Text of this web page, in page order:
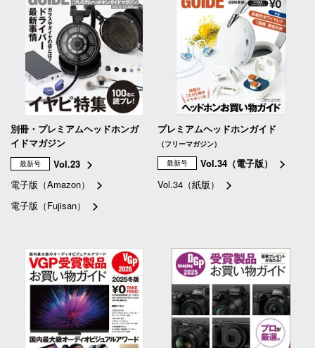
別冊・プレミアムヘッドホンガ
イドマガジン
最新号
Vol.23
電子版（Amazon）
電子版（Fujisan）
プレミアムヘッドホンガイド
（フリーマガジン）
最新号
Vol.34（電子版）
Vol.34（紙版）